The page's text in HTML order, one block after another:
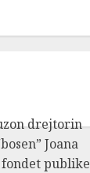
drejtorin
Joana
publike